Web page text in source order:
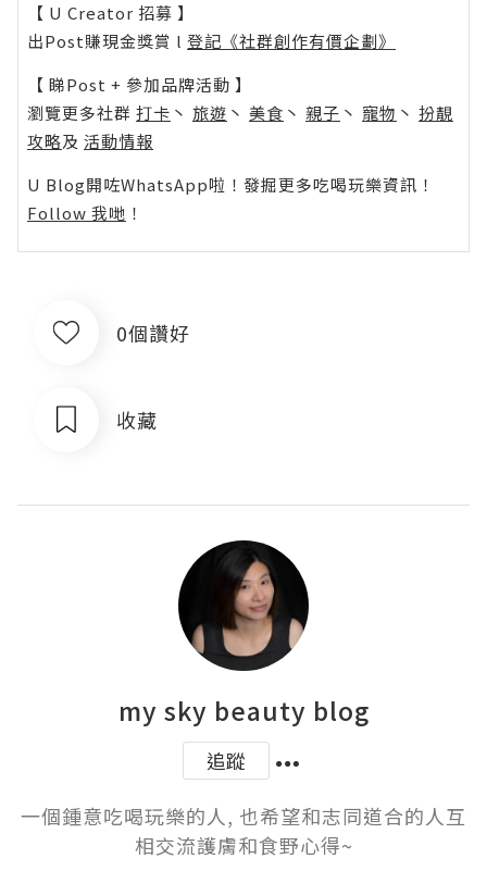
【 U Creator 招募 】
出Post賺現金獎賞 l 登記《社群創作有價企劃》
【 睇Post + 參加品牌活動 】
瀏覽更多社群 打卡 丶 旅遊 丶 美食 丶 親子 丶 寵物 丶 扮靚
攻略及 活動情報
U Blog開咗WhatsApp啦！發掘更多吃喝玩樂資訊！
Follow 我哋 ！
0個讚好
收藏
my sky beauty blog
追蹤
一個鍾意吃喝玩樂的人, 也希望和志同道合的人互
相交流護膚和食野心得~